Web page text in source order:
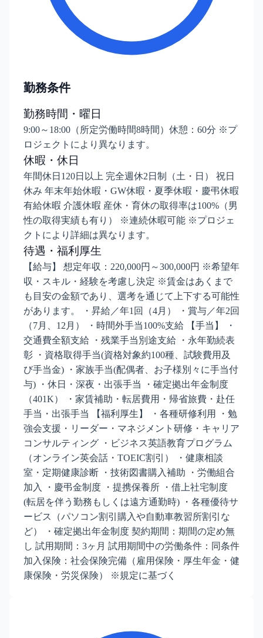
勤務条件
勤務時間・曜日
9:00～18:00（所定労働時間8時間）休憩：60分 ※プ
ロジェクトにより異なります。
休暇・休日
年間休日120日以上 完全週休2日制（土・日） 祝日
休み 年末年始休暇・GW休暇・夏季休暇・慶弔休暇
有給休暇 介護休暇 産休・育休の取得率は100%（男
性の取得実績も有り） ※連続休暇可能 ※プロジェ
クトにより詳細は異なります。
待遇・福利厚生
【給与】 想定年収：220,000円～300,000円 ※希望年
収・スキル・経験を考慮し決定 ※賃金はあくまで
も目安の金額であり、選考を通じて上下する可能性
があります。 ・昇給／年1回（4月） ・賞与／年2回
（7月、12月） ・時間外手当100%支給 【手当】 ・
交通費全額支給 ・残業手当別途支給 ・永年勤続表
彰 ・資格取得手当(資格対象約100種、試験費用及
び手当金) ・家族手当(配偶者、お子様別々に手当付
与) ・休日・深夜・出張手当 ・確定拠出年金制度
（401K） ・家賃補助・転居費用・帰省旅費・赴任
手当・出張手当 【福利厚生】 ・各種研修利用 ・勉
強会支援・リーダー・マネジメント研修・キャリア
コンサルティング ・ビジネス英語教育プログラム
（オンライン英会話・TOEIC割引） ・健康相談
室・定期健康診断 ・技術図書購入補助 ・労働組合
加入 ・慶弔金制度 ・提携保養所 ・借上社宅制度
(転居を伴う勤務もしくは遠方通勤時) ・各種優待サ
ービス（パソコン割引購入や自動車教習所割引な
ど） ・確定拠出年金制度 契約期間：期間の定め無
し 試用期間：3ヶ月 試用期間中の労働条件：同条件
加入保険：社会保険完備（雇用保険・厚生年金・健
康保険・労災保険） ※規定に基づく